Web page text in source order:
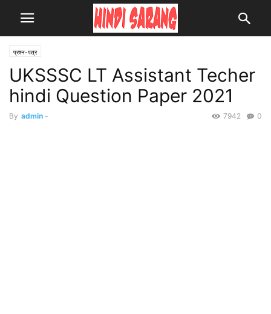
प्रश्न-पत्र
UKSSSC LT Assistant Techer
hindi Question Paper 2021
By admin - 0
7942